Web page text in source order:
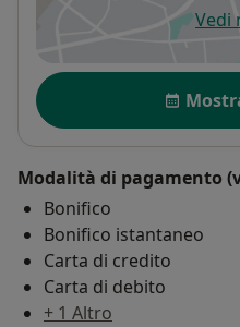
Vedi
Disponibilità
Modalità di pagamento
Bonifico
Bonifico istantaneo
Carta di credito
Carta di debito
+ 1 Altro